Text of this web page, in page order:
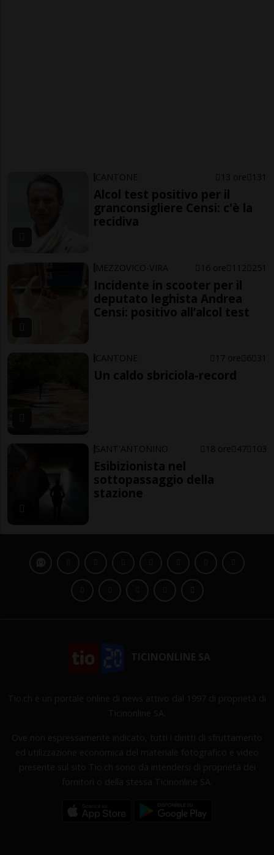
CANTONE 13 ore 131
Alcol test positivo per il
granconsigliere Censi: c'è la
recidiva
MEZZOVICO-VIRA 16 ore 112 251
Incidente in scooter per il
deputato leghista Andrea
Censi: positivo all’alcol test
CANTONE 17 ore 6 31
Un caldo sbriciola-record
SANT'ANTONINO 18 ore 47 103
Esibizionista nel
sottopassaggio della
stazione